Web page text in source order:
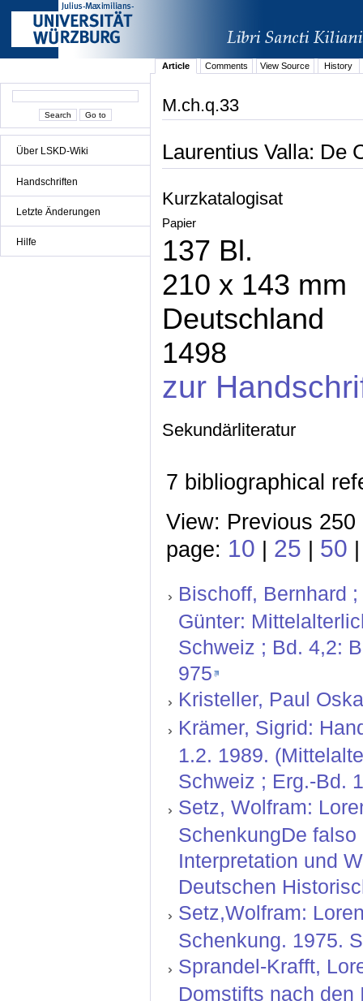
Über LSKD-Wiki
Handschriften
Letzte Änderungen
Hilfe
Article Comments View Source History
M.ch.q.33
Laurentius Valla: De
Kurzkatalogisat
Papier
137 Bl.
210 x 143 mm
Deutschland
1498
zur
Sekundärliteratur
7 bibliographical
View: Previous
page: 10 | 25 | 50
Bischoff, Bernhard
Günter:
Schweiz ; Bd. 4,2:
975
Kristeller, Paul
Krämer, Sigrid:
1.2. 1989.
Schweiz ; Erg.-Bd.
Setz, Wolfram:
SchenkungDe
Interpretation und
Deutschen
Setz,Wolfram:
Schenkung. 1975.
Sprandel-Krafft,
Domstifts nach den